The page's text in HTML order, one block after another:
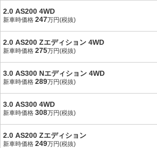
2.0 AS200 4WD
新車時価格 247万円(税抜)
2.0 AS200 Zエディション 4WD
新車時価格 275万円(税抜)
3.0 AS300 Nエディション 4WD
新車時価格 289万円(税抜)
3.0 AS300 4WD
新車時価格 308万円(税抜)
2.0 AS200 Zエディション
新車時価格 249万円(税抜)